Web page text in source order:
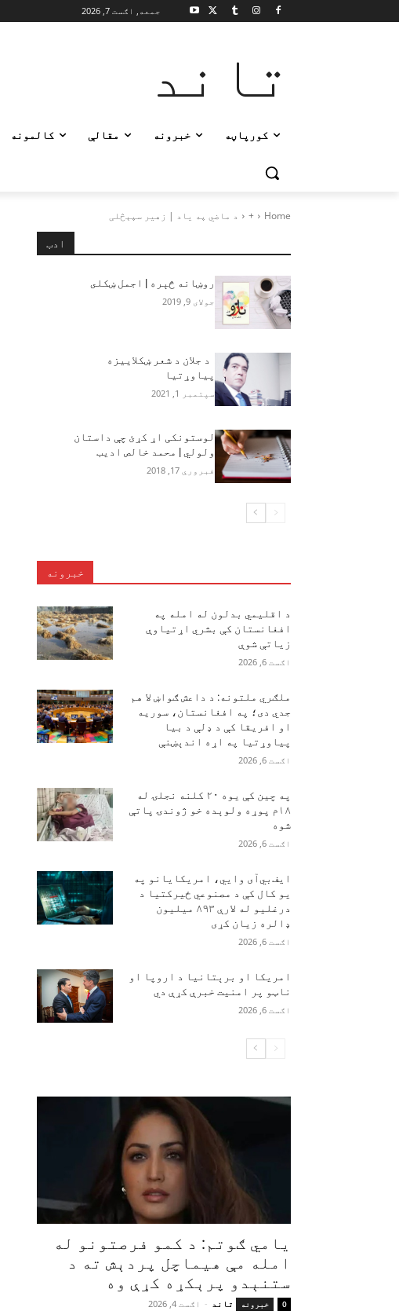
جمعه, اګست 7, 2026
تاند
کورپاڼه خبرونه مقالې کالمونه
Home
+ د ماضي په ياد | زهير سپېڅلی
ادب
روښانه څېره | اجمل ښکلى
جولای 9, 2019
د جلان د شعر ښکلاییزه
پياوړتیا
سپتمبر 1, 2021
لوستونکی اړ کړئ چې داستان
ولولي | محمد خالص ادیب
فبروري 17, 2018
خبرونه
د اقلیمي بدلون له امله په
افغانستان کې بشري اړتیاوې
زیاتې شوې
اګست 6, 2026
ملګري ملتونه: د داعش ګواښ لا هم
جدي دی؛ په افغانستان، سوریه
او افریقا کې د ډلې د بیا
پیاوړتیا په اړه اندېښنې
اګست 6, 2026
په چین کې یوه ۲۰ کلنه نجلۍ له
۱۸م پوړه ولوېده خو ژوندۍ پاتې
شوه
اګست 6, 2026
ایف‌بي‌آی وايي، امریکایانو په
یو کال کې د مصنوعي ځیرکتیا د
درغلیو له لارې ۸۹۳ میلیون
ډالره زیان کړی
اګست 6, 2026
امریکا او برېتانیا د اروپا او
ناټو پر امنیت خبرې کړې دي
اګست 6, 2026
یامي ګوتم: د کمو فرصتونو له
امله مې هیماچل پردېش ته د
ستنېدو پرېکړه کړې وه
خبرونه تاند - اګست 4, 2026 0